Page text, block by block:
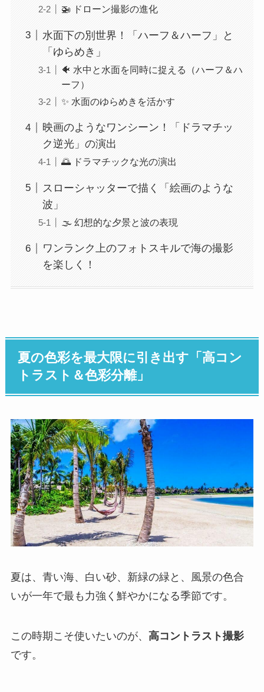
🚁 ドローン撮影の進化
水面下の別世界！「ハーフ＆ハーフ」と
「ゆらめき」
🐠 水中と水面を同時に捉える（ハーフ＆ハ
ーフ）
✨ 水面のゆらめきを活かす
映画のようなワンシーン！「ドラマチッ
ク逆光」の演出
🌅 ドラマチックな光の演出
スローシャッターで描く「絵画のような
波」
🌫️ 幻想的な夕景と波の表現
ワンランク上のフォトスキルで海の撮影
を楽しく！
夏の色彩を最大限に引き出す「高コン
トラスト＆色彩分離」
夏は、青い海、白い砂、新緑の緑と、風景の色合
いが一年で最も力強く鮮やかになる季節です。
この時期こそ使いたいのが、 高コントラスト撮影
です。